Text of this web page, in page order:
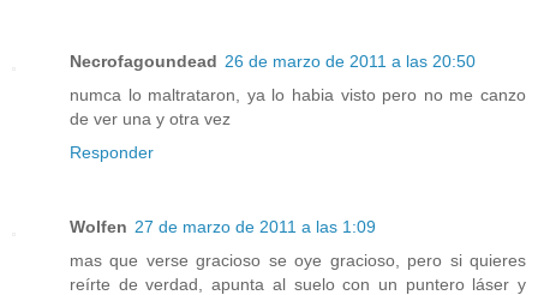
Necrofagoundead 26 de marzo de 2011 a las 20:50
numca lo maltrataron, ya lo habia visto pero no me canzo
de ver una y otra vez
Responder
Wolfen 27 de marzo de 2011 a las 1:09
mas que verse gracioso se oye gracioso, pero si quieres
reírte de verdad, apunta al suelo con un puntero láser y